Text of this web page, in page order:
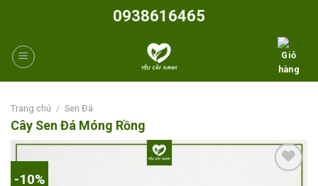
content
0938616465
Trang chủ / Sen Đá
Cây Sen Đá Móng Rồng
-10%